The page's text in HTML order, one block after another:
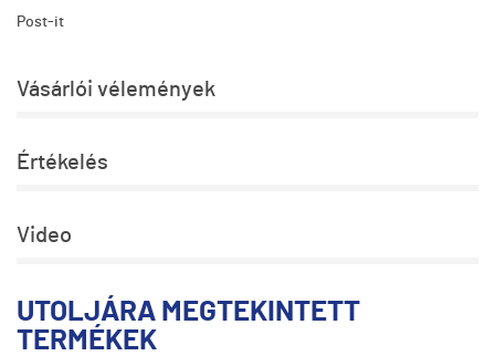
Post-it
Vásárlói vélemények
Értékelés
Video
UTOLJÁRA MEGTEKINTETT
TERMÉKEK